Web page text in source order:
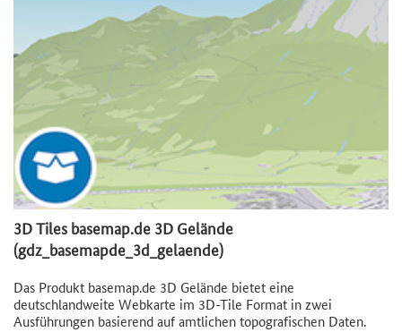
3D Tiles basemap.de 3D Gelände
(gdz_basemapde_3d_gelaende)
Das Produkt basemap.de 3D Gelände bietet eine
deutschlandweite Webkarte im 3D-Tile Format in zwei
Ausführungen basierend auf amtlichen topografischen Daten.